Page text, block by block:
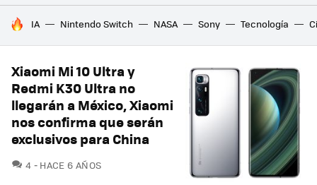
HOY SE HABLA DE
IA Nintendo Switch NASA Sony Tecnología
Xiaomi Mi 10 Ultra y
Redmi K30 Ultra no
llegarán a México, Xiaomi
nos confirma que serán
exclusivos para China
4 COMENTARIOS
HACE 6 AÑOS